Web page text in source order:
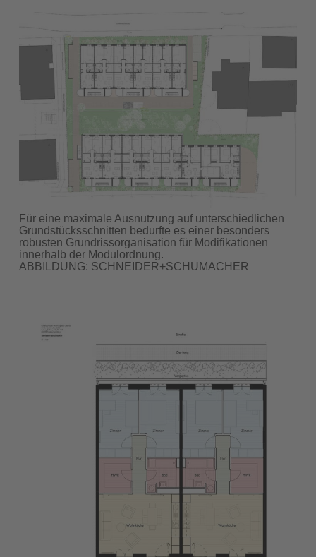
Für eine maximale Ausnutzung auf unterschiedlichen
Grundstücksschnitten bedurfte es einer besonders
robusten Grundrissorganisation für Modifikationen
innerhalb der Modulordnung.
ABBILDUNG: SCHNEIDER+SCHUMACHER